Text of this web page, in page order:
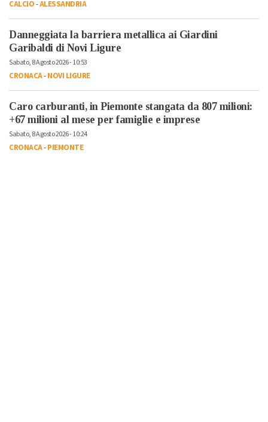
CALCIO-ALESSANDRIA
Danneggiata la barriera metallica ai Giardini
Garibaldi di Novi Ligure
Sabato, 8 Agosto 2026 - 10:53
CRONACA-NOVI LIGURE
Caro carburanti, in Piemonte stangata da 807 milioni:
+67 milioni al mese per famiglie e imprese
Sabato, 8 Agosto 2026 - 10:24
CRONACA-PIEMONTE